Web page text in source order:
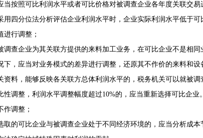
照可比利润水平或者可比价格对被调查企业各年度关联交易
分位法分析评估企业利润水平时，企业实际利润水平低于可
进行调整；
企业为其关联方提供的来料加工业务，在可比企业不是相同
下，应当对业务模式的差异进行调整，还原其不作价的来料和
资料，能够反映各关联方总体利润水平的，税务机关可以就被
性调整，利润水平调整幅度超过10%的，应当重新选择可比企
作调整；
可比企业与被调查企业处于不同经济环境的，应当分析成本